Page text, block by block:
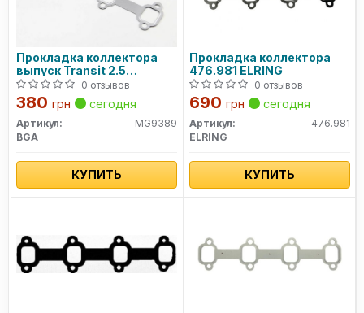
Прокладка коллектора
выпуск Transit 2.5
DI/TD/TDI -000 отзывов
380 грн сегодня
Артикул:
MG9389
BGA
КУПИТЬ
Прокладка коллектора
476.981 ELRING
0 отзывов
690 грн сегодня
Артикул:
476.981
ELRING
КУПИТЬ